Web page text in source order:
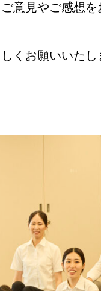
意見やご感想
くお願いいたし